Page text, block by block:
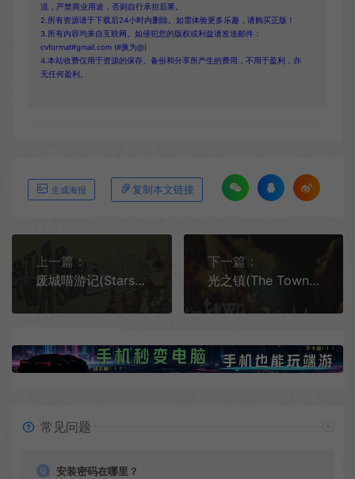
流，严禁商业用途，否则自行承担后果。
2.所有资源请于下载后24小时内删除。如需体验更多乐趣，请购买正版！
3.所有内容均来自互联网。如侵犯您的版权或利益请发送邮件：
cvformat#gmail.com (#换为@)
4.本站收费仅用于资源的保存、备份和分享所产生的费用，不用于盈利，亦
无任何盈利。
生成海报 复制本文链接
上一篇：
废城喵游记(Stars In The Trash)平台跳跃游戏|中文|攻略|视频|免费下载
下一篇：
光之镇(The Town of Light)心理探险游戏|中文|攻略|视频|免费下载
常见问题
安装密码在哪里？